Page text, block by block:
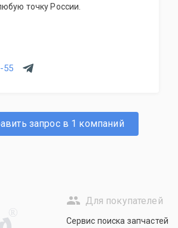
точку России.
55
запрос в 1 компаний
R
Для покупателей
Сервис поиска запчастей